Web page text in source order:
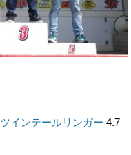
ツインテールリンガー 4.7